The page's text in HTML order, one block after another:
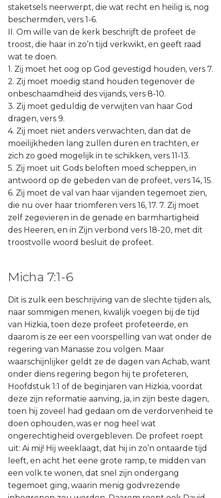
staketsels neerwerpt, die wat recht en heilig is, nog
beschermden, vers 1-6.
II. Om wille van de kerk beschrijft de profeet de
troost, die haar in zo’n tijd verkwikt, en geeft raad
wat te doen.
1. Zij moet het oog op God gevestigd houden, vers 7.
2. Zij moet moedig stand houden tegenover de
onbeschaamdheid des vijands, vers 8-10.
3. Zij moet geduldig de verwijten van haar God
dragen, vers 9.
4. Zij moet niet anders verwachten, dan dat de
moeilijkheden lang zullen duren en trachten, er
zich zo goed mogelijk in te schikken, vers 11-13.
5. Zij moet uit Gods beloften moed scheppen, in
antwoord op de gebeden van de profeet, vers 14, 15.
6. Zij moet de val van haar vijanden tegemoet zien,
die nu over haar triomferen vers 16, 17. 7. Zij moet
zelf zegevieren in de genade en barmhartigheid
des Heeren, en in Zijn verbond vers 18-20, met dit
troostvolle woord besluit de profeet.
Micha 7:1-6
Dit is zulk een beschrijving van de slechte tijden als,
naar sommigen menen, kwalijk voegen bij de tijd
van Hizkia, toen deze profeet profeteerde, en
daarom is ze eer een voorspelling van wat onder de
regering van Manasse zou volgen. Maar
waarschijnlijker geldt ze de dagen van Achab, want
onder diens regering begon hij te profeteren,
Hoofdstuk 1:1 of de beginjaren van Hizkia, voordat
deze zijn reformatie aanving, ja, in zijn beste dagen,
toen hij zoveel had gedaan om de verdorvenheid te
doen ophouden, was er nog heel wat
ongerechtigheid overgebleven. De profeet roept
uit: Ai mij! Hij weeklaagt, dat hij in zo’n ontaarde tijd
leeft, en acht het eene grote ramp, te midden van
een volk te wonen, dat snel zijn ondergang
tegemoet ging, waarin menig godvrezende